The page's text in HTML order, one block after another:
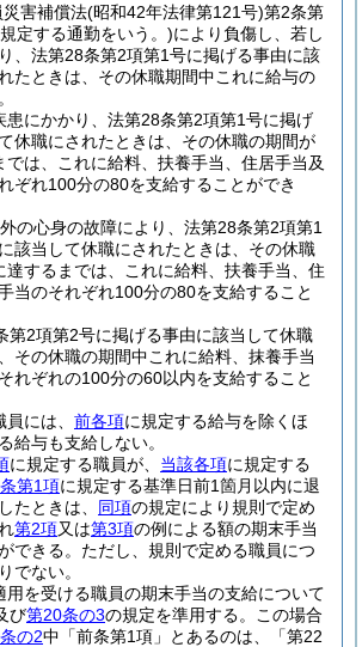
害補償法(昭和42年法律第121号)第2条第
定する通勤をいう。)により負傷し、若し
、法第28条第2項第1号に掲げる事由に該
たときは、その休職期間中これに給与の
患にかかり、法第28条第2項第1号に掲げ
休職にされたときは、その休職の期間が
では、これに給料、扶養手当、住居手当及
ぞれ100分の80を支給することができ
の心身の故障により、法第28条第2項第1
該当して休職にされたときは、その休職
達するまでは、これに給料、扶養手当、住
当のそれぞれ100分の80を支給すること
第2項第2号に掲げる事由に該当して休職
その休職の期間中これに給料、抹養手当
れぞれの100分の60以内を支給すること
には、 前各項に規定する給与を除くほ
給与も支給しない。
に規定する職員が、 当該各項に規定する
第1項に規定する基準日前1箇月以内に退
たときは、 同項の規定により規則で定め
第2項又は第3項の例による額の期末手当
できる。 ただし、規則で定める職員につ
でない。
用を受ける職員の期末手当の支給について
び第20条の3の規定を準用する。
この場合
の2中「前条第1項」とあるのは、「第22